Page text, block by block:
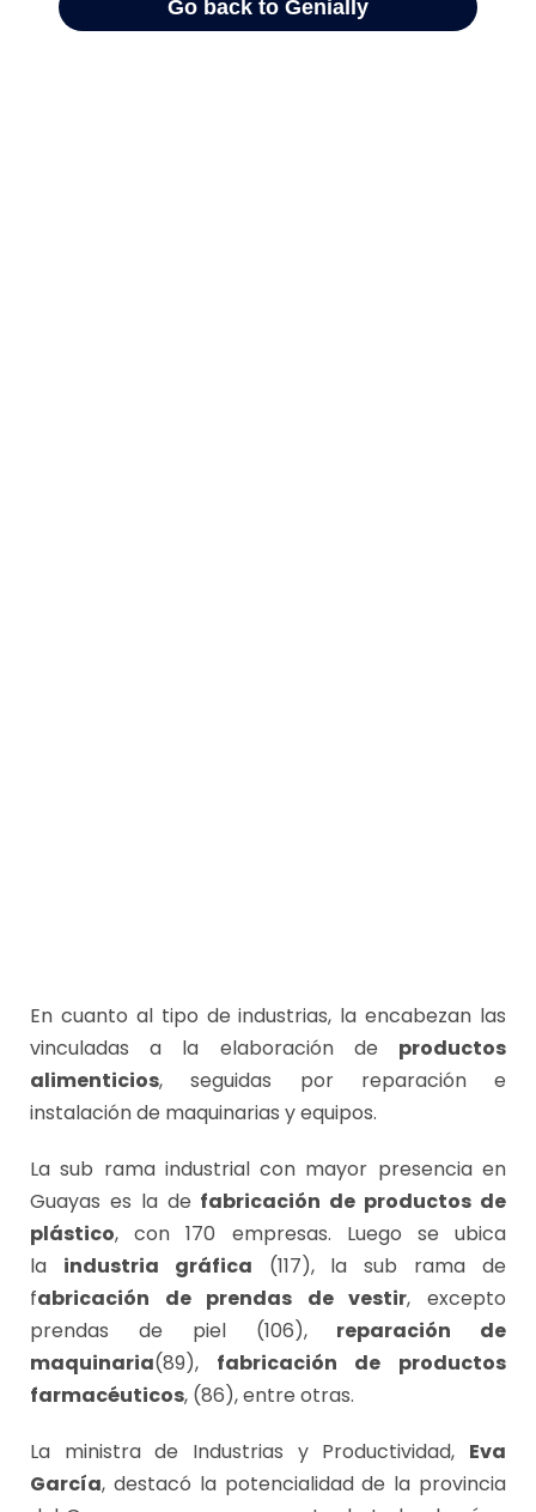
En cuanto al tipo de industrias, la encabezan las
vinculadas a la elaboración de productos
alimenticios, seguidas por reparación e
instalación de maquinarias y equipos.
La sub rama industrial con mayor presencia en
Guayas es la de fabricación de productos de
plástico, con 170 empresas. Luego se ubica
la industria gráfica (117), la sub rama de
fabricación de prendas de vestir, excepto
prendas de piel (106), reparación de
maquinaria(89), fabricación de productos
farmacéuticos, (86), entre otras.
La ministra de Industrias y Productividad, Eva
García, destacó la potencialidad de la provincia